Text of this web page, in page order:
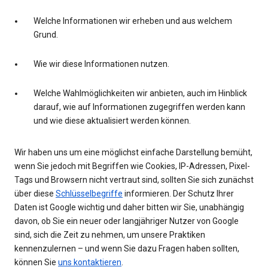
Welche Informationen wir erheben und aus welchem
Grund.
Wie wir diese Informationen nutzen.
Welche Wahlmöglichkeiten wir anbieten, auch im Hinblick
darauf, wie auf Informationen zugegriffen werden kann
und wie diese aktualisiert werden können.
Wir haben uns um eine möglichst einfache Darstellung bemüht,
wenn Sie jedoch mit Begriffen wie Cookies, IP-Adressen, Pixel-
Tags und Browsern nicht vertraut sind, sollten Sie sich zunächst
über diese Schlüsselbegriffe informieren. Der Schutz Ihrer
Daten ist Google wichtig und daher bitten wir Sie, unabhängig
davon, ob Sie ein neuer oder langjähriger Nutzer von Google
sind, sich die Zeit zu nehmen, um unsere Praktiken
kennenzulernen – und wenn Sie dazu Fragen haben sollten,
können Sie uns kontaktieren.